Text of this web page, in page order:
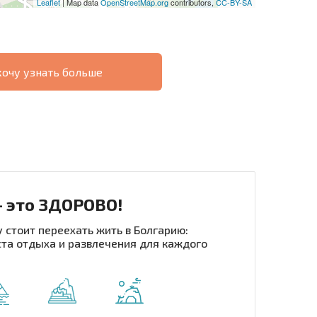
Leaflet| Map dataOpenStreetMap.orgcontributors,CC-BY-SA
узнать больше
| Нажимая кнопку, вы разрешаете
Отправить сообщение
это ЗДОРОВО!
переехать жить в Болгарию:
отдыха и развлечения для каждого